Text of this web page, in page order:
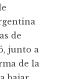
de
junto a
de la